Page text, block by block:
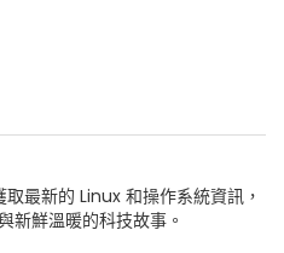
最新的 Linux 和操作系統資訊，
新鮮溫暖的科技故事。